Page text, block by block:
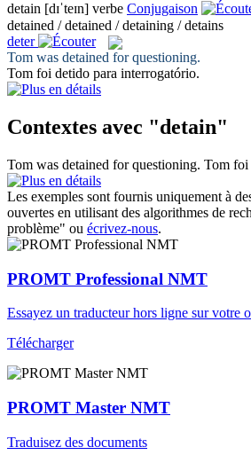
detain [dɪˈteɪn] verbe Conjugaison
detained / detained / detaining / detains
deter
Tom was detained for questioning.
Tom foi detido para interrogatório.
Contextes avec "detain"
Tom was detained for questioning. Tom foi
Les exemples sont fournis uniquement à
ouvertes en utilisant des algorithmes de
problème" ou écrivez-nous.
PROMT Professional NMT
Essayez un traducteur hors ligne sur votre
Télécharger
PROMT Master NMT
Traduisez des documents